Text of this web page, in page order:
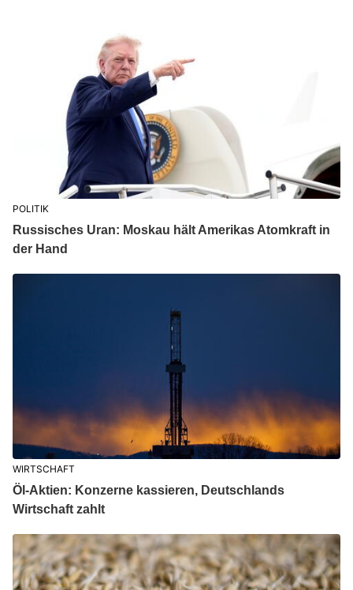
POLITIK
Russisches Uran: Moskau hält Amerikas Atomkraft in
der Hand
WIRTSCHAFT
Öl-Aktien: Konzerne kassieren, Deutschlands
Wirtschaft zahlt